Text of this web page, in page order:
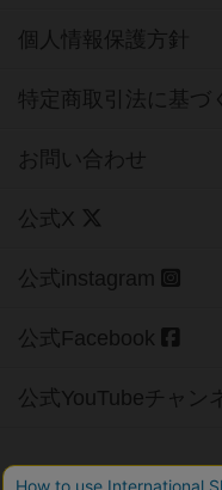
個人情報保護方針
特定商取引法に基づ
お問い合わせ
公式X
公式instagram
公式Facebook
公式YouTubeチャン
【ボドゲーマ